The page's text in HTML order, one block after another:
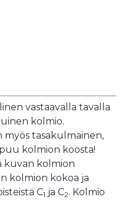
vastaavalla tavalla
kolmio.
myös tasakulmainen,
kolmion koosta!
kuvan kolmion
kolmion kokoa ja
C1 ja C2. Kolmio